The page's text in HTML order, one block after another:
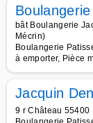
bât Boulangerie
Mécrin)
Boulangerie
à emporter, Pièce
Jacquin
9 r Château 55400